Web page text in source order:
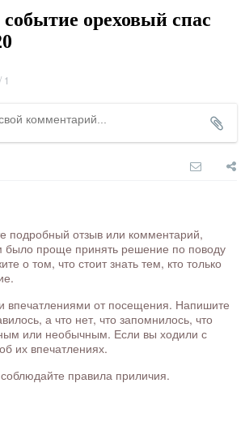
ореховый спас
/ 1
подробный отзыв или комментарий,
было проще принять решение по поводу
о том, что стоит знать тем, кто только
впечатлениями от посещения. Напишите
а что нет, что запомнилось, что
или необычным. Если вы ходили с
их впечатлениях.
правила приличия.